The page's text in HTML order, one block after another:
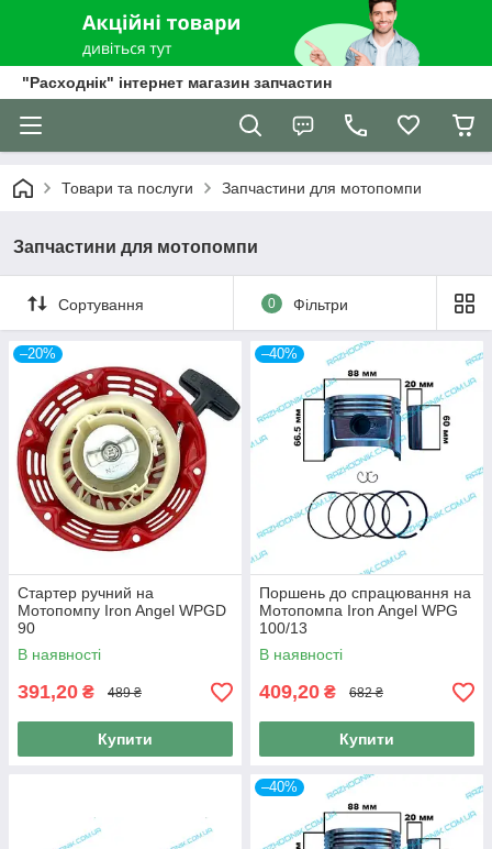
"Расходнік" інтернет магазин запчастин
Товари та послуги Запчастини для мотопомпи
Запчастини для мотопомпи
Сортування 0 Фільтри
–20%
Стартер ручний на
Мотопомпу Iron Angel WPGD
90
В наявності
391,20 ₴ 489 ₴
Купити
–40%
Поршень до спрацювання на
Мотопомпа Iron Angel WPG
100/13
В наявності
409,20 ₴ 682 ₴
Купити
–40%